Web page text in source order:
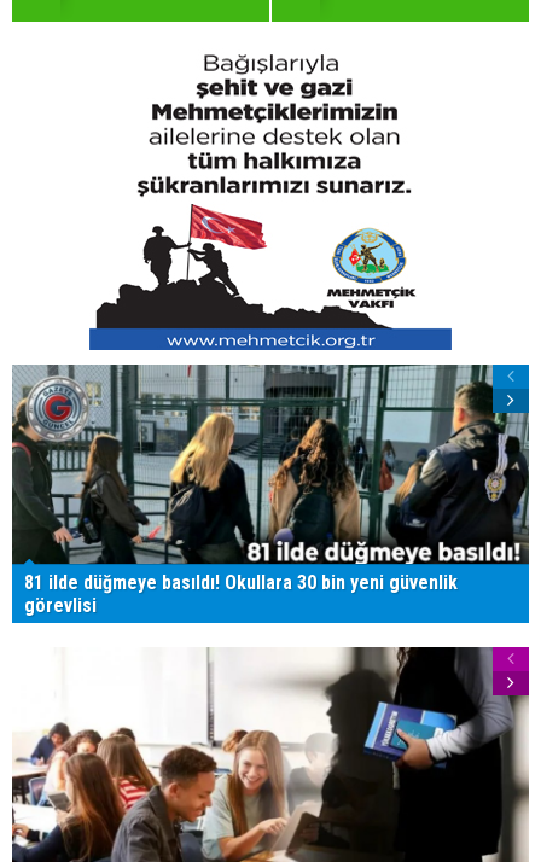
81 ilde düğmeye basıldı! Okullara 30 bin yeni güvenlik
görevlisi